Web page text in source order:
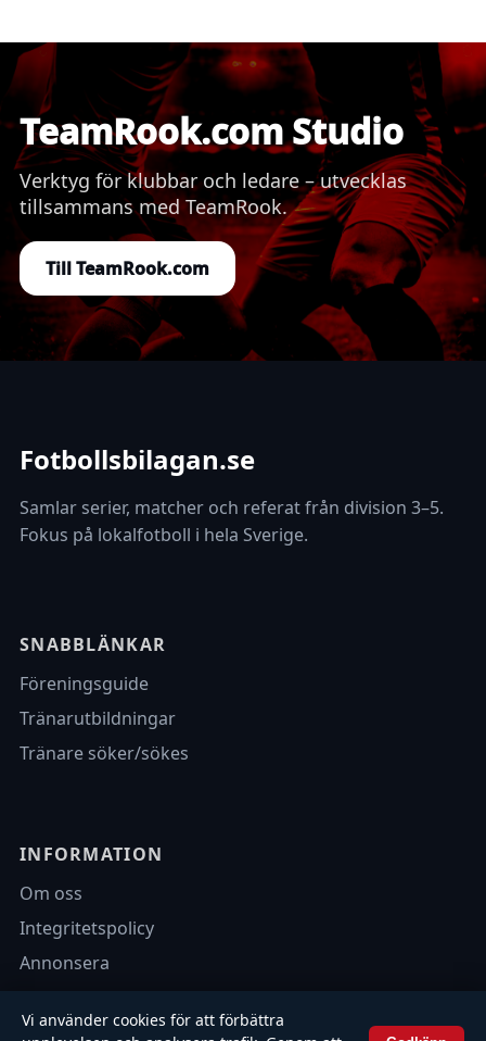
TeamRook.com Studio
Verktyg för klubbar och ledare – utvecklas
tillsammans med TeamRook.
Till TeamRook.com
Fotbollsbilagan.se
Samlar serier, matcher och referat från division 3–5.
Fokus på lokalfotboll i hela Sverige.
SNABBLÄNKAR
Föreningsguide
Tränarutbildningar
Tränare söker/sökes
INFORMATION
Om oss
Integritetspolicy
Annonsera
Vi använder cookies för att förbättra